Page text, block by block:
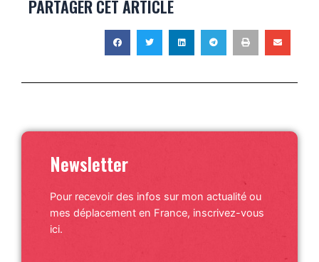
PARTAGER CET ARTICLE
Newsletter
Pour recevoir des infos sur mon actualité ou
mes déplacement en France, inscrivez-vous
ici.